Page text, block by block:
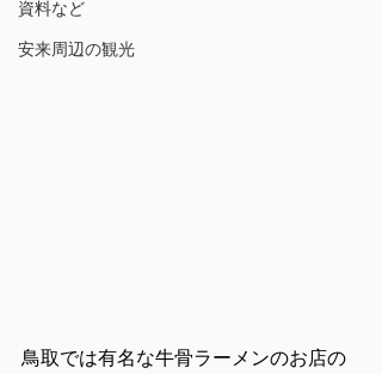
資料など
安来周辺の観光
鳥取では有名な牛骨ラーメンのお店の